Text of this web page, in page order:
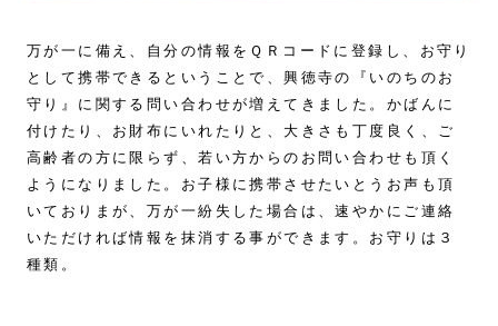
万が一に備え、自分の情報をＱＲコードに登録し、お守り
として携帯できるということで、興徳寺の『いのちのお
守り』に関する問い合わせが増えてきました。かばんに
付けたり、お財布にいれたりと、大きさも丁度良く、ご
高齢者の方に限らず、若い方からのお問い合わせも頂く
ようになりました。お子様に携帯させたいとうお声も頂
いておりまが、万が一紛失した場合は、速やかにご連絡
いただければ情報を抹消する事ができます。お守りは３
種類。